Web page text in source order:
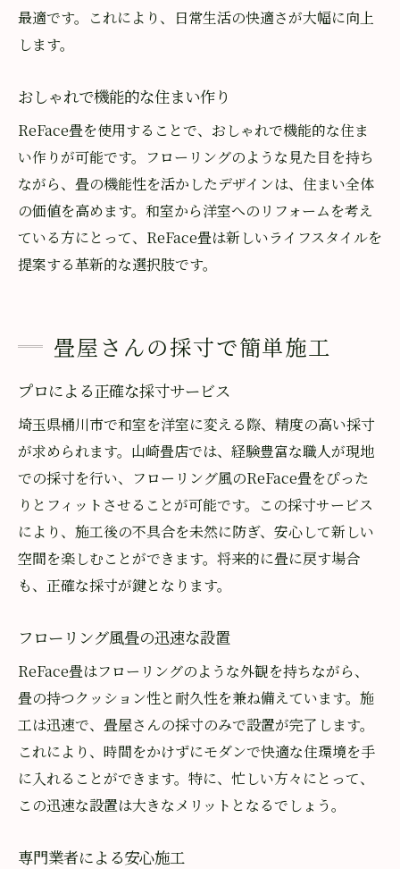
最適です。これにより、日常生活の快適さが大幅に向上
します。
おしゃれで機能的な住まい作り
ReFace畳を使用することで、おしゃれで機能的な住ま
い作りが可能です。フローリングのような見た目を持ち
ながら、畳の機能性を活かしたデザインは、住まい全体
の価値を高めます。和室から洋室へのリフォームを考え
ている方にとって、ReFace畳は新しいライフスタイルを
提案する革新的な選択肢です。
畳屋さんの採寸で簡単施工
プロによる正確な採寸サービス
埼玉県桶川市で和室を洋室に変える際、精度の高い採寸
が求められます。山崎畳店では、経験豊富な職人が現地
での採寸を行い、フローリング風のReFace畳をぴった
りとフィットさせることが可能です。この採寸サービス
により、施工後の不具合を未然に防ぎ、安心して新しい
空間を楽しむことができます。将来的に畳に戻す場合
も、正確な採寸が鍵となります。
フローリング風畳の迅速な設置
ReFace畳はフローリングのような外観を持ちながら、
畳の持つクッション性と耐久性を兼ね備えています。施
工は迅速で、畳屋さんの採寸のみで設置が完了します。
これにより、時間をかけずにモダンで快適な住環境を手
に入れることができます。特に、忙しい方々にとって、
この迅速な設置は大きなメリットとなるでしょう。
専門業者による安心施工